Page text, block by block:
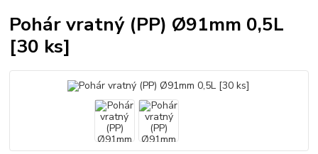
Pohár vratný (PP) Ø91mm 0,5L
[30 ks]